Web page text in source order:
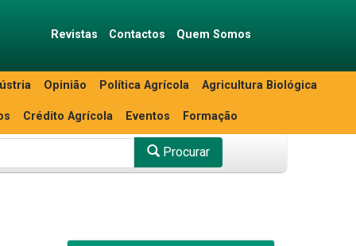
Revistas Contactos Quem Somos
Opinião Política Agrícola Agricultura Biológica
Crédito Agrícola Eventos Formação
Procurar